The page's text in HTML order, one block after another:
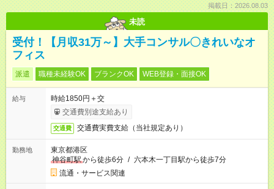
掲載日：2026.08.03
未読
受付！【月収31万～】大手コンサル〇きれいなオ
フィス
派遣 職種未経験OK ブランクOK WEB登録・面接OK
給与
時給1850円＋交
交通費別途支給あり
交通費 交通費実費支給（当社規定あり）
勤務地
東京都港区
神谷町駅から徒歩6分 / 六本木一丁目駅から徒歩7分
流通・サービス関連